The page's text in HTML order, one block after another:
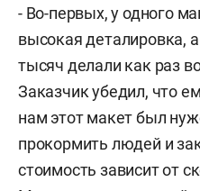
- Во-первых, у одного
высокая деталировка,
тысяч делали как раз
Заказчик убедил, что
нам этот макет был
прокормить людей и
стоимость зависит от